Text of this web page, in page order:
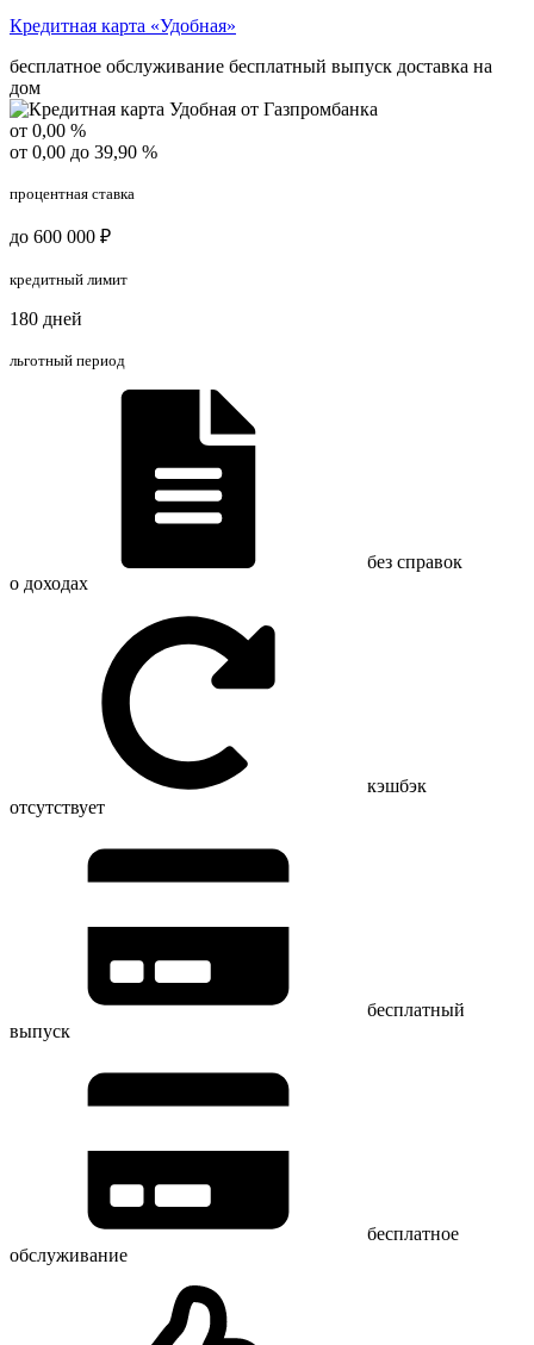
Кредитная карта «Удобная»
бесплатное обслуживание бесплатный выпуск доставка на
дом
от 0,00 %
от 0,00 до 39,90 %
процентная ставка
до 600 000 ₽
кредитный лимит
180 дней
льготный период
без справок
о доходах
кэшбэк
отсутствует
бесплатный
выпуск
бесплатное
обслуживание